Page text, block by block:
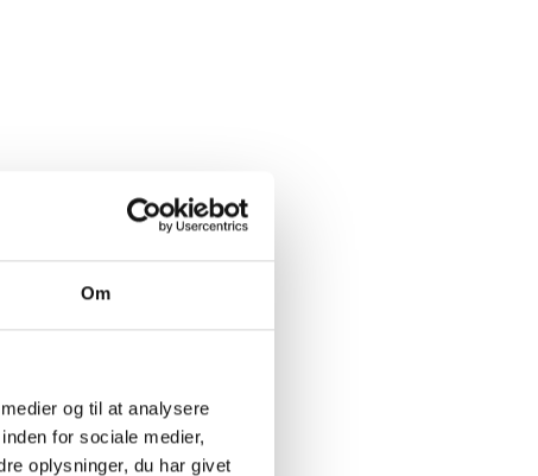
Om
og til at analysere
for sociale medier,
oplysninger, du har givet